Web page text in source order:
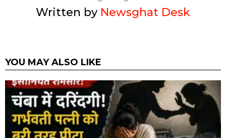
Written by Newsghat Desk
YOU MAY ALSO LIKE